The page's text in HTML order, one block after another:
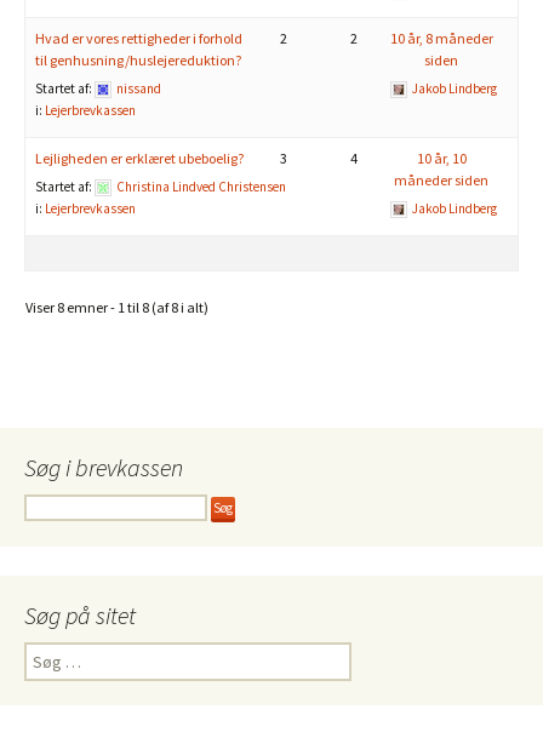
Hvad er vores rettigheder i forhold
til genhusning/huslejereduktion?
Startet af:
nissand
i: Lejerbrevkassen
2 2
10 år, 8 måneder
siden
Jakob Lindberg
Lejligheden er erklæret ubeboelig?
Startet af:
Christina Lindved Christensen
i: Lejerbrevkassen
3 4
10 år, 10
måneder siden
Jakob Lindberg
Viser 8 emner - 1 til 8 (af 8 i alt)
Søg i brevkassen
Søg på sitet
Søg
efter: